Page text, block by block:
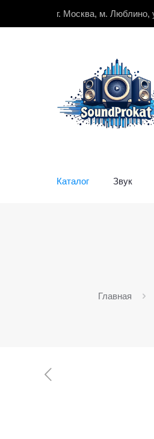
г. Москва, м. Люблино,
Каталог Звук
Главная